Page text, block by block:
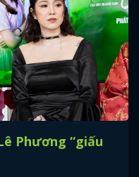
Phương “giấu